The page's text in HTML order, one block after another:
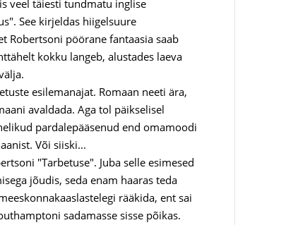
veel täiesti tundmatu inglise
See kirjeldas hiigelsuure
Robertsoni pöörane fantaasia saab
kokku langeb, alustades laeva
esilemanajat. Romaan neeti ära,
avaldada. Aga tol päikselisel
pardalepääsenud end omamoodi
Või siiski...
"Tarbetuse". Juba selle esimesed
jõudis, seda enam haaras teda
rääkida, ent sai
sadamasse sisse põikas.